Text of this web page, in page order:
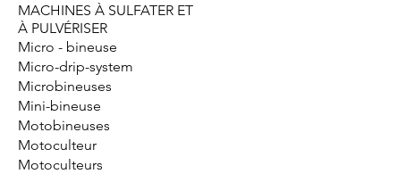
MACHINES À SULFATER ET
À PULVÉRISER
Micro - bineuse
Micro-drip-system
Microbineuses
Mini-bineuse
Motobineuses
Motoculteur
Motoculteurs